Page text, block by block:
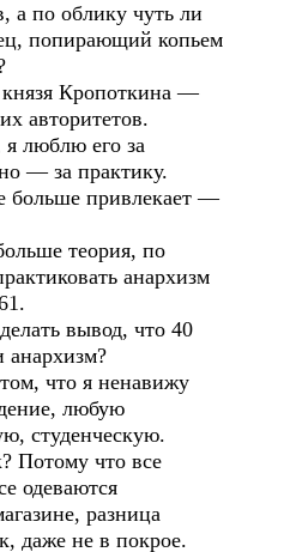
а по облику чуть ли
попирающий копьем
Кропоткина —
авторитетов.
люблю его за
— за практику.
больше привлекает —
теория, по
анархизм
вывод, что 40
анархизм?
что я ненавижу
любую
студенческую.
Потому что все
одеваются
разница
даже не в покрое.